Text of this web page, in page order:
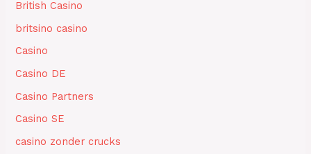
British Casino
britsino casino
Casino
Casino DE
Casino Partners
Casino SE
casino zonder crucks